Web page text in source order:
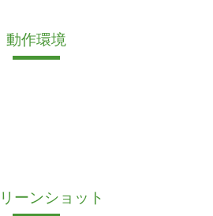
動作環境
ーンショット